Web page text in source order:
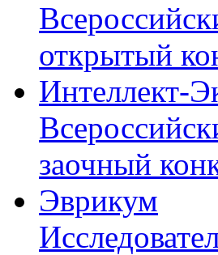
открытый
Интеллект-
заочный
Эврикум